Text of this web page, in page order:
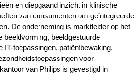
en diepgaand inzicht in klinische
van consumenten om geïntegreerde
De onderneming is marktleider op het
beeldvorming, beeldgestuurde
IT-toepassingen, patiëntbewaking,
voor
van Philips is gevestigd in